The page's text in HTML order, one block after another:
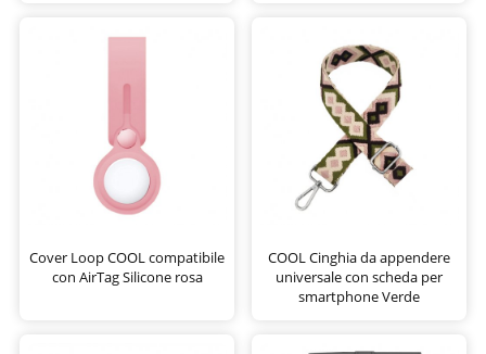
Cover Loop COOL compatibile
con AirTag Silicone rosa
COOL Cinghia da appendere
universale con scheda per
smartphone Verde